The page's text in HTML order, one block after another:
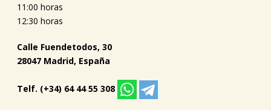
11:00 horas
12:30 horas
Calle Fuendetodos, 30
28047 Madrid, España
Telf. (+34) 64 44 55 308